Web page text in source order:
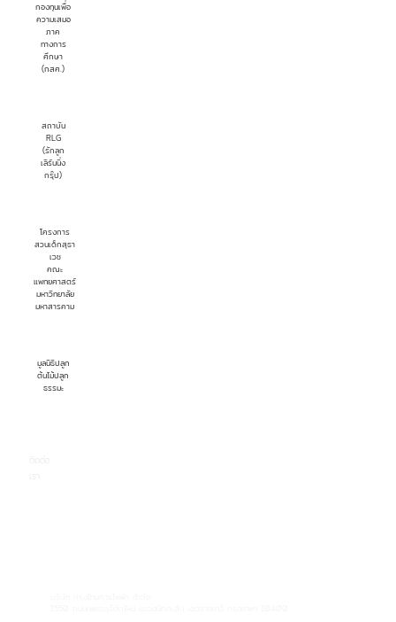
กองทุนเพื่อ
ความเสมอ
ภาค
ทางการ
ศึกษา
(กสศ.)
สถาบัน
RLG
(รักลูก
เลิร์นนิ่ง
กรุ๊ป)
โครงการ
สวนเด็กสุธา
เวช
คณะ
แพทยศาสตร์
มหาวิทยาลัย
มหาสารคาม
มูลนิธิปลูก
ต้นไม้ปลูก
ธรรมะ